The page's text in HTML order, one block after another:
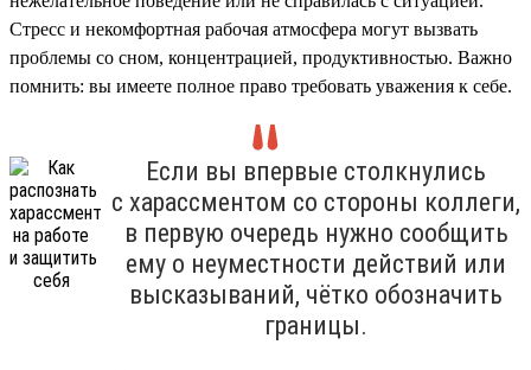
Стресс и некомфортная рабочая атмосфера могут вызвать
проблемы со сном, концентрацией, продуктивностью. Важно
помнить: вы имеете полное право требовать уважения к себе.
Если вы впервые столкнулись
с харассментом со стороны коллеги,
в первую очередь нужно сообщить
ему о неуместности действий или
высказываний, чётко обозначить
границы.